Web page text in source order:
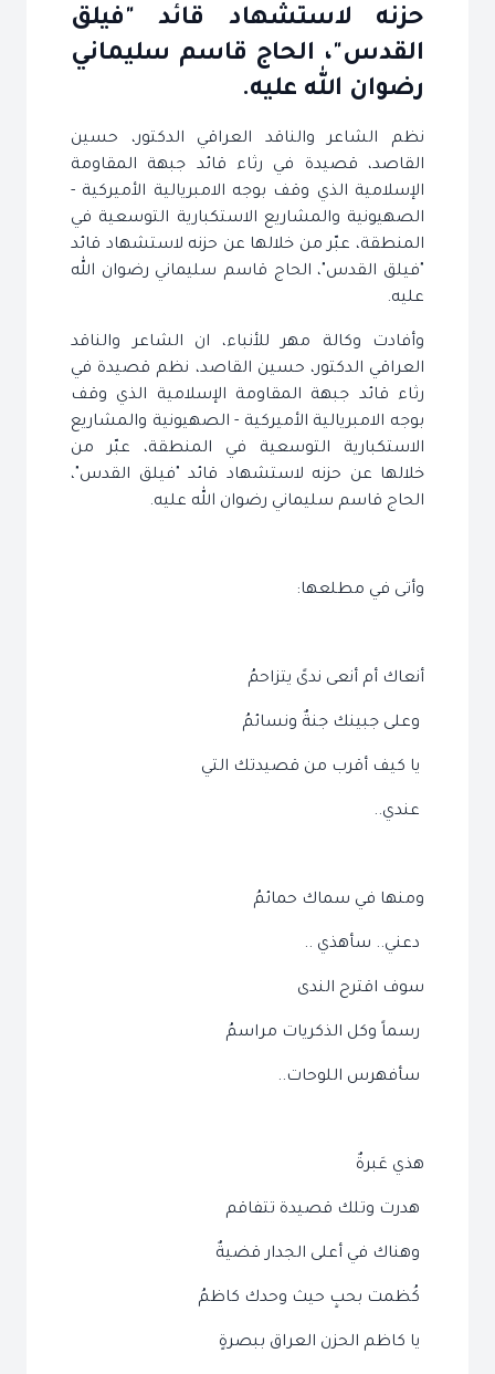
حزنه لاستشهاد قائد "فيلق
القدس"، الحاج قاسم سليماني
رضوان الله عليه.
نظم الشاعر والناقد العراقي الدكتور، حسين
القاصد‎، قصيدة في رثاء قائد جبهة المقاومة
الإسلامية الذي وقف بوجه الامبريالية الأميركية -
الصهيونية والمشاريع الاستكبارية التوسعية في
المنطقة، عبّر من خلالها عن حزنه لاستشهاد قائد
"فيلق القدس"، الحاج قاسم سليماني رضوان الله
عليه.
وأفادت وكالة مهر للأنباء، ان الشاعر والناقد
العراقي الدكتور، حسين القاصد‎، نظم قصيدة في
رثاء قائد جبهة المقاومة الإسلامية الذي وقف
بوجه الامبريالية الأميركية - الصهيونية والمشاريع
الاستكبارية التوسعية في المنطقة، عبّر من
خلالها عن حزنه لاستشهاد قائد "فيلق القدس"،
الحاج قاسم سليماني رضوان الله عليه.
وأتى في مطلعها:
أنعاك أم أنعى ندىً يتزاحمُ
وعلى جبينك جنةٌ ونسائمُ
يا كيف أقرب من قصيدتك التي
عندي..
ومنها في سماك حمائمُ
دعني.. سأهذي ..
سوف اقترح الندى
رسماً وكل الذكريات مراسمُ
سأفهرس اللوحات..
هذي عَبرةٌ
هدرت وتلك قصيدة تتفاقم
وهناك في أعلى الجدار قضيةٌ
كُظمت بحبٍ حيث وحدك كاظمُ
يا كاظم الحزن العراق ببصرةٍ